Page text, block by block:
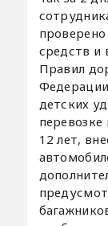
средств и
Правил
детских
12 лет,